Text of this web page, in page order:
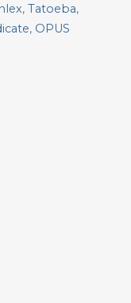
,Tatoeba,
, OPUS